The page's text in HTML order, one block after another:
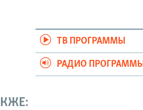
ТВ ПРОГРАММЫ
РАДИО ПРОГРАММЫ